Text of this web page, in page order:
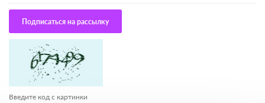
Подписаться на рассылку